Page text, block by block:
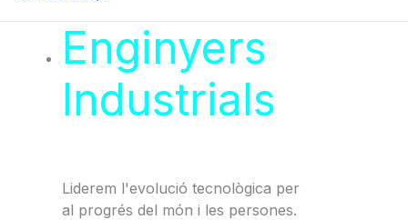
Enginyers
Industrials
Liderem l'evolució tecnològica per
al progrés del món i les persones.